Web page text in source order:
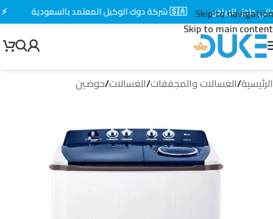
Skip to navigation
Skip to main content
الرئيسية/الغسالات والمجففات/الغسالات/حوضين
الرياض 🇸🇦 شركة دوك الوكيل المعتمد بالسعودية ⚡